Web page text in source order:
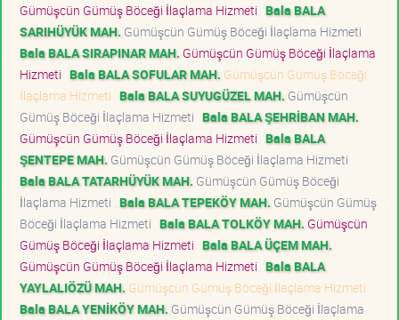
Gümüşcün Gümüş Böceği İlaçlama Hizmeti Bala BALA
SARIHÜYÜK MAH. Gümüşcün Gümüş Böceği İlaçlama Hizmeti
Bala BALA SIRAPINAR MAH. Gümüşcün Gümüş Böceği İlaçlama
Hizmeti Bala BALA SOFULAR MAH. Gümüşcün Gümüş Böceği
İlaçlama Hizmeti Bala BALA SUYUGÜZEL MAH. Gümüşcün
Gümüş Böceği İlaçlama Hizmeti Bala BALA ŞEHRİBAN MAH.
Gümüşcün Gümüş Böceği İlaçlama Hizmeti Bala BALA
ŞENTEPE MAH. Gümüşcün Gümüş Böceği İlaçlama Hizmeti
Bala BALA TATARHÜYÜK MAH. Gümüşcün Gümüş Böceği
İlaçlama Hizmeti Bala BALA TEPEKÖY MAH. Gümüşcün Gümüş
Böceği İlaçlama Hizmeti Bala BALA TOLKÖY MAH. Gümüşcün
Gümüş Böceği İlaçlama Hizmeti Bala BALA ÜÇEM MAH.
Gümüşcün Gümüş Böceği İlaçlama Hizmeti Bala BALA
YAYLALIÖZÜ MAH. Gümüşcün Gümüş Böceği İlaçlama Hizmeti
Bala BALA YENİKÖY MAH. Gümüşcün Gümüş Böceği İlaçlama